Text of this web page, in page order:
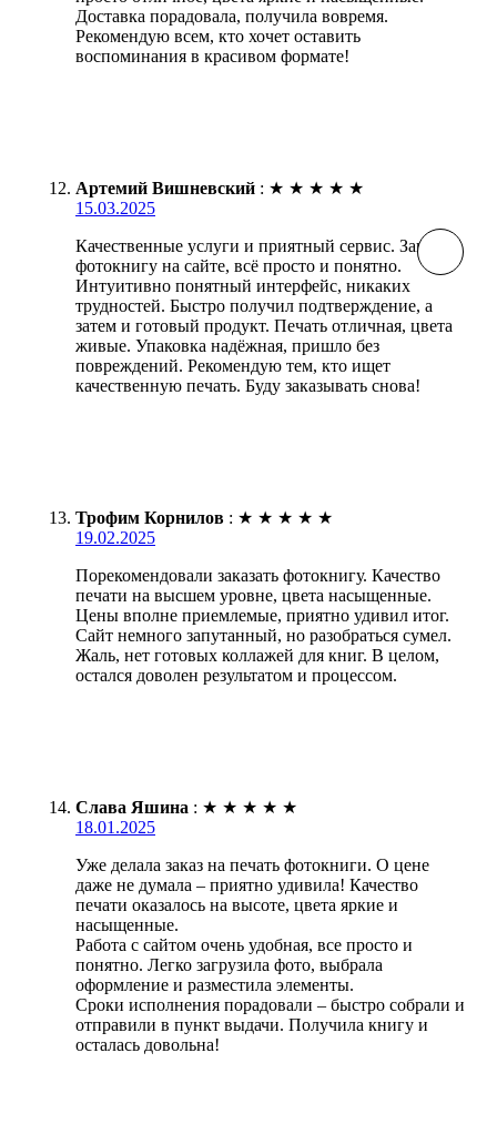
Доставка порадовала, получила вовремя.
Рекомендую всем, кто хочет оставить
воспоминания в красивом формате!
Артемий Вишневский : ★ ★ ★ ★ ★
15.03.2025
Качественные услуги и приятный сервис. Заказал
фотокнигу на сайте, всё просто и понятно.
Интуитивно понятный интерфейс, никаких
трудностей. Быстро получил подтверждение, а
затем и готовый продукт. Печать отличная, цвета
живые. Упаковка надёжная, пришло без
повреждений. Рекомендую тем, кто ищет
качественную печать. Буду заказывать снова!
Трофим Корнилов : ★ ★ ★ ★ ★
19.02.2025
Порекомендовали заказать фотокнигу. Качество
печати на высшем уровне, цвета насыщенные.
Цены вполне приемлемые, приятно удивил итог.
Сайт немного запутанный, но разобраться сумел.
Жаль, нет готовых коллажей для книг. В целом,
остался доволен результатом и процессом.
Слава Яшина : ★ ★ ★ ★ ★
18.01.2025
Уже делала заказ на печать фотокниги. О цене
даже не думала – приятно удивила! Качество
печати оказалось на высоте, цвета яркие и
насыщенные.
Работа с сайтом очень удобная, все просто и
понятно. Легко загрузила фото, выбрала
оформление и разместила элементы.
Сроки исполнения порадовали – быстро собрали и
отправили в пункт выдачи. Получила книгу и
осталась довольна!